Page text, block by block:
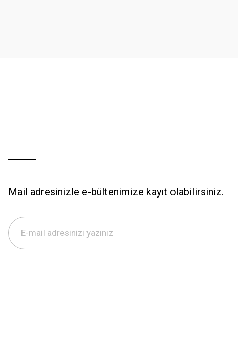
Mail adresinizle e-bültenimize kayıt olabilirsiniz.